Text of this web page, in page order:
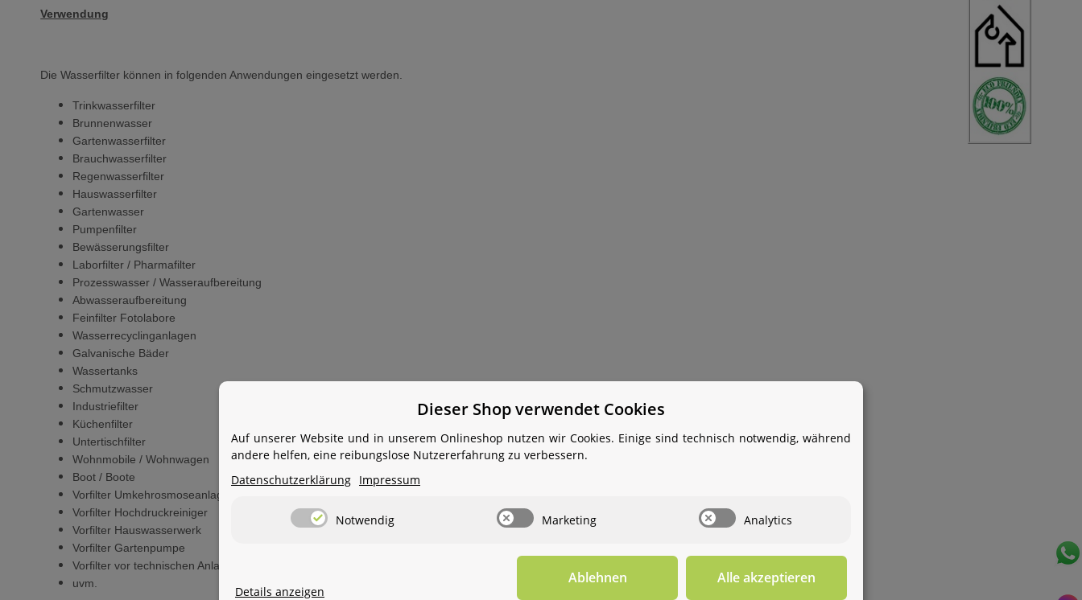
Verwendung
Die Wasserfilter können in folgenden Anwendungen eingesetzt werden.
Trinkwasserfilter
Brunnenwasser
Gartenwasserfilter
Brauchwasserfilter
Regenwasserfilter
Hauswasserfilter
Gartenwasser
Pumpenfilter
Bewässerungsfilter
Laborfilter / Pharmafilter
Prozesswasser / Wasseraufbereitung
Abwasseraufbereitung
Feinfilter Fotolabore
Wasserrecyclinganlagen
Galvanische Bäder
Wassertanks
Schmutzwasser
Industriefilter
Küchenfilter
Untertischfilter
Wohnmobile / Wohnwagen
Boot / Boote
Vorfilter Umkehrosmoseanlagen
Vorfilter Hochdruckreiniger
Vorfilter Hauswasserwerk
Vorfilter Gartenpumpe
Vorfilter vor technischen Anlagen
uvm.
Ihr WhatsApp-Kontakt zum
Ihnen behilflich sein?
Dieser Shop verwendet Cookies
Auf unserer Website und in unserem Onlineshop nutzen wir Cookies. Einige sind technisch notwendig, während
andere helfen, eine reibungslose Nutzererfahrung zu verbessern.
Datenschutzerklärung Impressum
Notwendig Marketing Analytics
Details anzeigen
Ablehnen Alle akzeptieren